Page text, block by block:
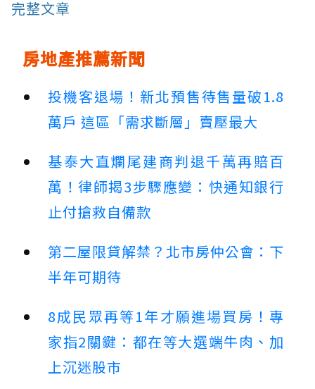
完整文章
房地產推薦新聞
投機客退場！新北預售待售量破1.8
萬戶 這區「需求斷層」賣壓最大
基泰大直爛尾建商判退千萬再賠百
萬！律師揭3步驟應變：快通知銀行
止付搶救自備款
第二屋限貸解禁？北市房仲公會：下
半年可期待
8成民眾再等1年才願進場買房！專
家指2關鍵：都在等大選端牛肉、加
上沉迷股市